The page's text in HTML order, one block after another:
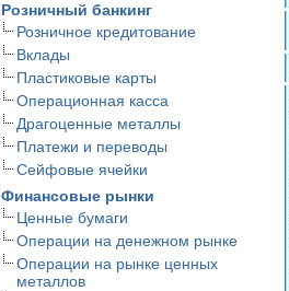
Розничный банкинг
Розничное кредитование
Вклады
Пластиковые карты
Операционная касса
Драгоценные металлы
Платежи и переводы
Сейфовые ячейки
Финансовые рынки
Ценные бумаги
Операции на денежном рынке
Операции на рынке ценных
металлов